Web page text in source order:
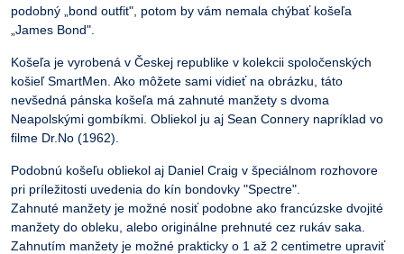
podobný „bond outfit", potom by vám nemala chýbať košeľa
„James Bond".
Košeľa je vyrobená v Českej republike v kolekcii spoločenských
košieľ SmartMen . Ako môžete sami vidieť na obrázku, táto
nevšedná pánska košeľa má zahnuté manžety s dvoma
Neapolskými gombíkmi. Obliekol ju aj Sean Connery napríklad vo
filme Dr.No (1962).
Podobnú košeľu obliekol aj Daniel Craig v špeciálnom rozhovore
pri príležitosti uvedenia do kín bondovky "Spectre".
Zahnuté manžety je možné nosiť podobne ako francúzske dvojité
manžety do obleku, alebo originálne prehnuté cez rukáv saka.
Zahnutím manžety je možné prakticky o 1 až 2 centimetre upraviť